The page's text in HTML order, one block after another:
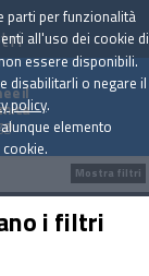
e il
i filtri
Mostra filtri
parti per funzionalità
all'uso dei cookie di
essere disponibili.
disabilitarli o negare il
policy.
elemento